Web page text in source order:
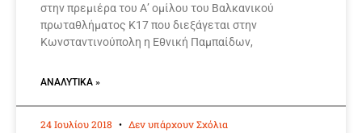
στην πρεμιέρα του Α’ ομίλου του Βαλκανικού
πρωταθλήματος Κ17 που διεξάγεται στην
Κωνσταντινούπολη η Εθνική Παμπαίδων,
ΑΝΑΛΥΤΙΚΆ »
24 Ιουλίου 2018 Δεν υπάρχουν Σχόλια